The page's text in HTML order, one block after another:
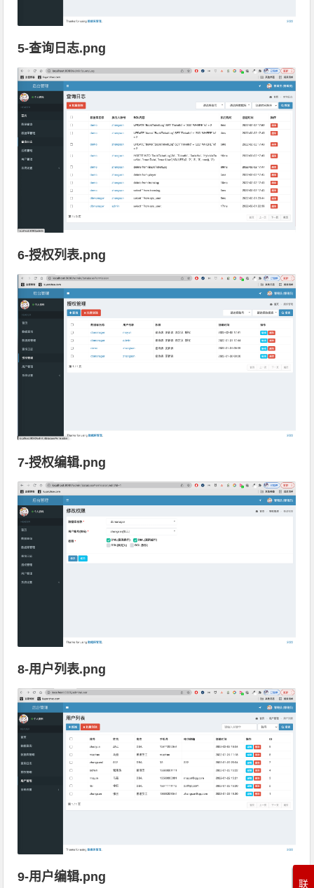
5-查询日志.png
6-授权列表.png
7-授权编辑.png
8-用户列表.png
9-用户编辑.png 联